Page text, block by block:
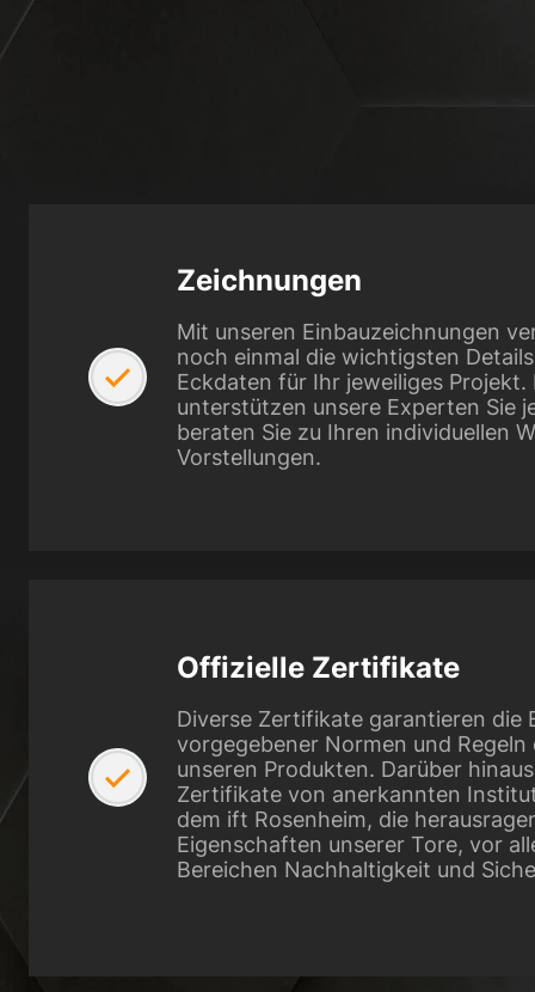
Zeichnungen
Mit unseren Einbauzeichnungen
noch einmal die wichtigsten
Eckdaten für Ihr jeweiliges Projekt.
unterstützen unsere Experten Sie
beraten Sie zu Ihren individuellen
Vorstellungen.
Offizielle Zertifikate
Diverse Zertifikate garantieren die
vorgegebener Normen und Regeln
unseren Produkten. Darüber
Zertifikate von anerkannten
dem ift Rosenheim, die
Eigenschaften unserer Tore, vor
Bereichen Nachhaltigkeit und